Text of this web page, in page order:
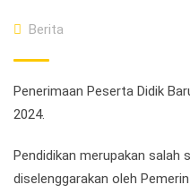
Berita
Penerimaan Peserta Didik
2024.
Pendidikan merupakan salah
diselenggarakan oleh